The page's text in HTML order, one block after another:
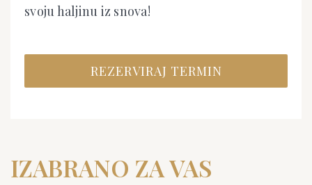
svoju haljinu iz snova!
REZERVIRAJ TERMIN
IZABRANO ZA VAS